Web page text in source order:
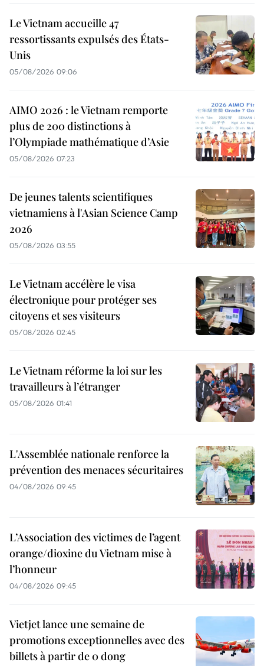
Le Vietnam accueille 47
ressortissants expulsés des États-
Unis
05/08/2026 09:06
AIMO 2026 : le Vietnam remporte
plus de 200 distinctions à
l’Olympiade mathématique d’Asie
05/08/2026 07:23
De jeunes talents scientifiques
vietnamiens à l'Asian Science Camp
2026
05/08/2026 03:55
Le Vietnam accélère le visa
électronique pour protéger ses
citoyens et ses visiteurs
05/08/2026 02:45
Le Vietnam réforme la loi sur les
travailleurs à l’étranger
05/08/2026 01:41
L'Assemblée nationale renforce la
prévention des menaces sécuritaires
04/08/2026 09:45
L’Association des victimes de l’agent
orange/dioxine du Vietnam mise à
l’honneur
04/08/2026 09:45
Vietjet lance une semaine de
promotions exceptionnelles avec des
billets à partir de 0 dong